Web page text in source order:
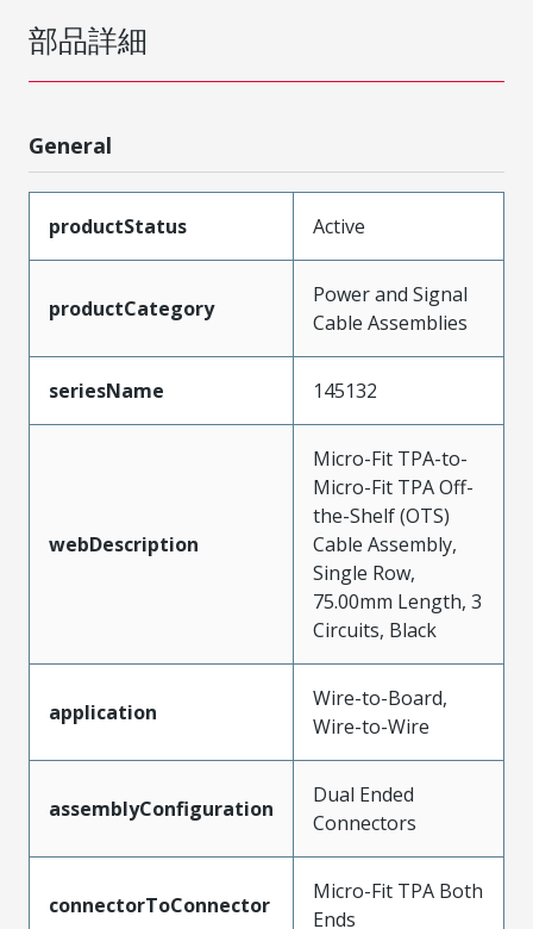
部品詳細
General
productStatus Active
productCategory
Power and Signal
Cable Assemblies
seriesName 145132
webDescription
Micro-Fit TPA-to-
Micro-Fit TPA Off-
the-Shelf (OTS)
Cable Assembly,
Single Row,
75.00mm Length, 3
Circuits, Black
application
Wire-to-Board,
Wire-to-Wire
assemblyConfiguration
Dual Ended
Connectors
connectorToConnector
Micro-Fit TPA Both
Ends